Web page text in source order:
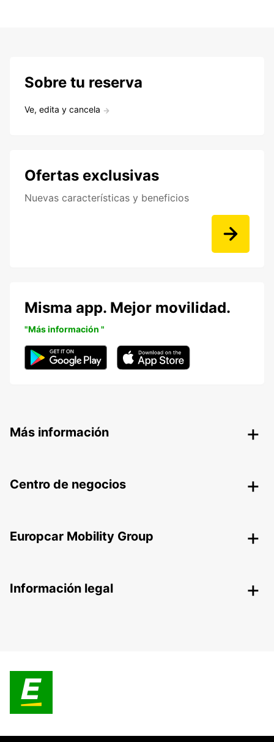
Sobre tu reserva
Ve, edita y cancela
Ofertas exclusivas
Nuevas características y beneficios
Misma app. Mejor movilidad.
"Más información "
Más información
Centro de negocios
Europcar Mobility Group
Información legal